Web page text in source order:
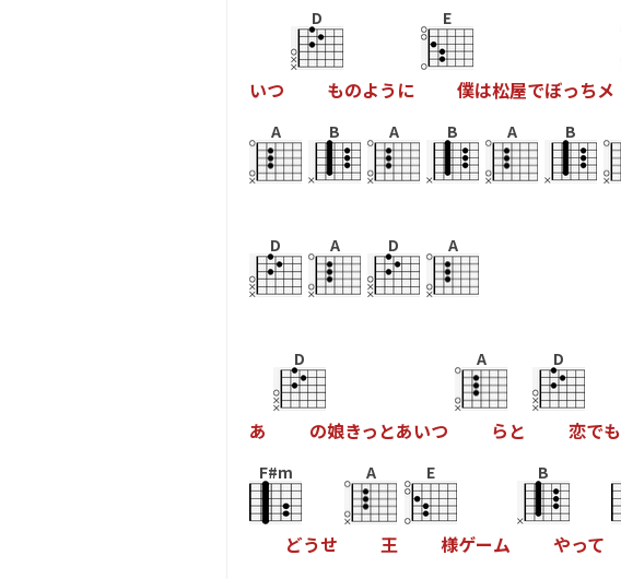
いつ
D
ものよう に
E
僕は松屋でぼっちメ
A B A B A B
D A D A
あ
D
の娘きっ とあいつ
A
ら と
D
恋でも
F#m
どうせ
A
王
E
様ゲーム
B
やって